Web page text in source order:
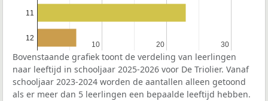
10
10 20
20 30
30
11
12
Bovenstaande grafiek toont de verdeling van leerlingen
naar leeftijd in schooljaar 2025-2026 voor De Triolier. Vanaf
schooljaar 2023-2024 worden de aantallen alleen getoond
als er meer dan 5 leerlingen een bepaalde leeftijd hebben.